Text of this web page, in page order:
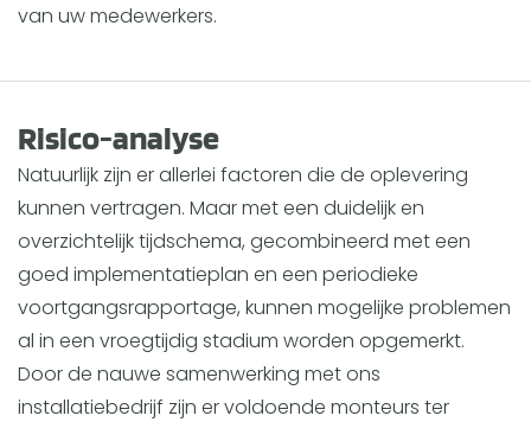
van uw medewerkers.
Risico-analyse
Natuurlijk zijn er allerlei factoren die de oplevering
kunnen vertragen. Maar met een duidelijk en
overzichtelijk tijdschema, gecombineerd met een
goed implementatieplan en een periodieke
voortgangsrapportage, kunnen mogelijke problemen
al in een vroegtijdig stadium worden opgemerkt.
Door de nauwe samenwerking met ons
installatiebedrijf zijn er voldoende monteurs ter